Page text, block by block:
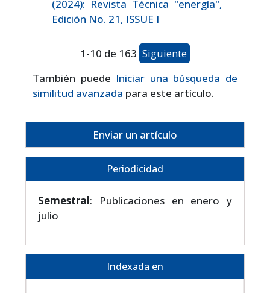
(2024): Revista Técnica "energía",
Edición No. 21, ISSUE I
1-10 de 163 Siguiente
También puede Iniciar una búsqueda de
similitud avanzada para este artículo.
Enviar un artículo
Periodicidad
Semestral: Publicaciones en enero y
julio
Indexada en